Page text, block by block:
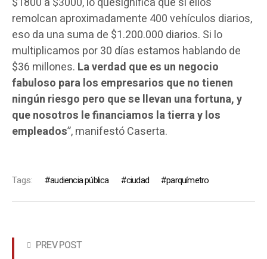
remolcan aproximadamente 400 vehículos diarios,
eso da una suma de $1.200.000 diarios. Si lo
multiplicamos por 30 días estamos hablando de
$36 millones. La verdad que es un negocio
fabuloso para los empresarios que no tienen
ningún riesgo pero que se llevan una fortuna, y
que nosotros le financiamos la tierra y los
empleados”, manifestó Caserta.
Tags: audiencia pública ciudad parquímetro
PREV POST